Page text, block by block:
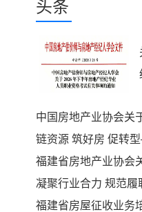
头条
福建省房屋征收业务